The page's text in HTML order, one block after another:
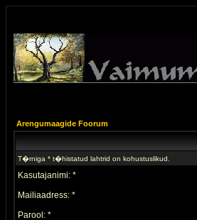
Arengumaagide Foorum
T�rniga * t�histatud lahtrid on kohustuslikud.
Kasutajanimi: *
Mailiaadress: *
Parool: *